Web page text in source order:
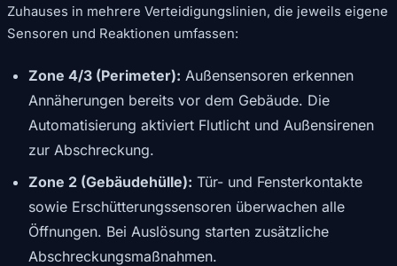
Zuhauses in mehrere Verteidigungslinien, die jeweils eigene
Sensoren und Reaktionen umfassen:
Zone 4/3 (Perimeter): Außensensoren erkennen
Annäherungen bereits vor dem Gebäude. Die
Automatisierung aktiviert Flutlicht und Außensirenen
zur Abschreckung.
Zone 2 (Gebäudehülle): Tür- und Fensterkontakte
sowie Erschütterungssensoren überwachen alle
Öffnungen. Bei Auslösung starten zusätzliche
Abschreckungsmaßnahmen.